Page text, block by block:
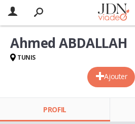
Ajouter
Ahmed ABDALLAH
TUNIS
PROFIL